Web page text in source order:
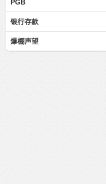
PGB
银行存款
爆棚声望